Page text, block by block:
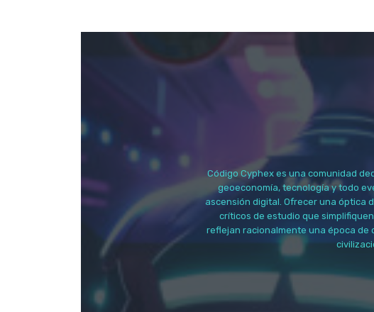
Código Cyphex es una comunidad
geoeconomía, tecnología y todo
ascensión digital. Ofrecer una óptica
críticos de estudio que
reflejan racionalmente una época de